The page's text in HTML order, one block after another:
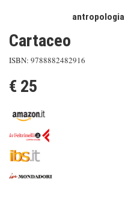
antropologia
Cartaceo
ISBN: 9788882482916
€ 25